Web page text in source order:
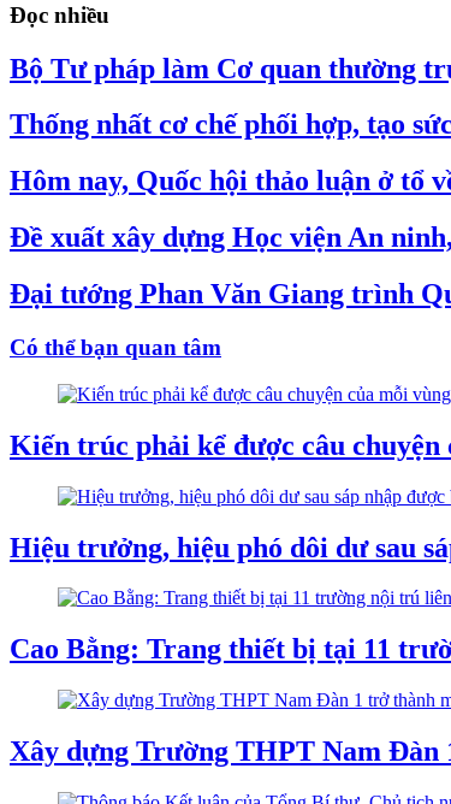
Đọc nhiều
Bộ Tư pháp làm Cơ quan thường
Thống nhất cơ chế phối hợp, tạo
Hôm nay, Quốc hội thảo luận ở tổ
Đề xuất xây dựng Học viện An
Đại tướng Phan Văn Giang trình
Có thể bạn quan tâm
Kiến trúc phải kể được câu chuyện
Hiệu trưởng, hiệu phó dôi dư sau
Cao Bằng: Trang thiết bị tại 11
Xây dựng Trường THPT Nam Đàn